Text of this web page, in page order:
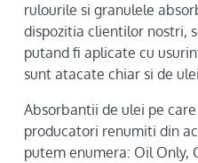
rulourile si granulele
dispozitia clientilor nostri,
putand fi aplicate cu
sunt atacate chiar si de
Absorbantii de ulei pe
producatori renumiti din
putem enumera: Oil Only,